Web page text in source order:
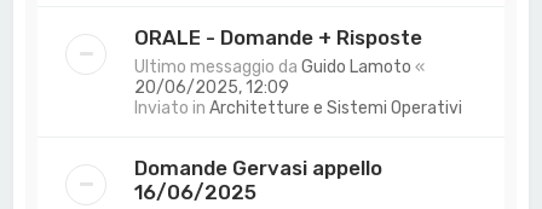
ORALE - Domande + Risposte
Ultimo messaggio daGuido Lamoto «
20/06/2025, 12:09
Inviato inArchitetture e Sistemi Operativi
Domande Gervasi appello
16/06/2025